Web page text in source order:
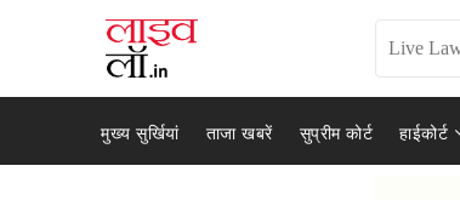
मुख्य सुर्खियां ताजा खबरें सुप्रीम कोर्ट हाईकोर्ट